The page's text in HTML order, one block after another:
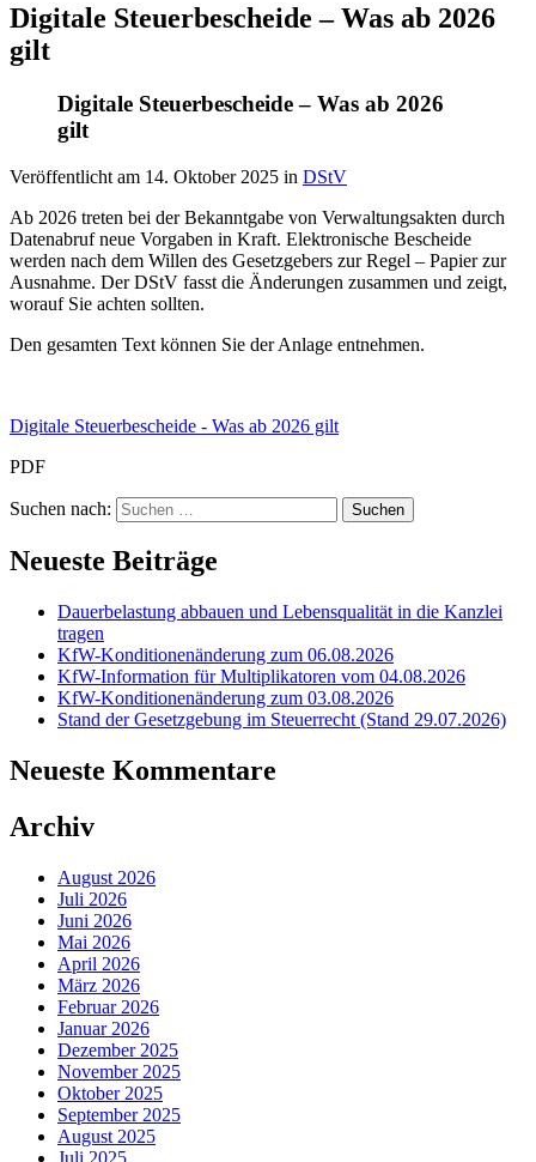
Digitale Steuerbescheide – Was ab 2026
gilt
Digitale Steuerbescheide – Was ab 2026
gilt
Veröffentlicht am 14. Oktober 2025 in DStV
Ab 2026 treten bei der Bekanntgabe von Verwaltungsakten durch
Datenabruf neue Vorgaben in Kraft. Elektronische Bescheide
werden nach dem Willen des Gesetzgebers zur Regel – Papier zur
Ausnahme. Der DStV fasst die Änderungen zusammen und zeigt,
worauf Sie achten sollten.
Den gesamten Text können Sie der Anlage entnehmen.
Digitale Steuerbescheide - Was ab 2026 gilt
PDF
Suchen nach:
Neueste Beiträge
Dauerbelastung abbauen und Lebensqualität in die Kanzlei
tragen
KfW-Konditionenänderung zum 06.08.2026
KfW-Information für Multiplikatoren vom 04.08.2026
KfW-Konditionenänderung zum 03.08.2026
Stand der Gesetzgebung im Steuerrecht (Stand 29.07.2026)
Neueste Kommentare
Archiv
August 2026
Juli 2026
Juni 2026
Mai 2026
April 2026
März 2026
Februar 2026
Januar 2026
Dezember 2025
November 2025
Oktober 2025
September 2025
August 2025
Juli 2025